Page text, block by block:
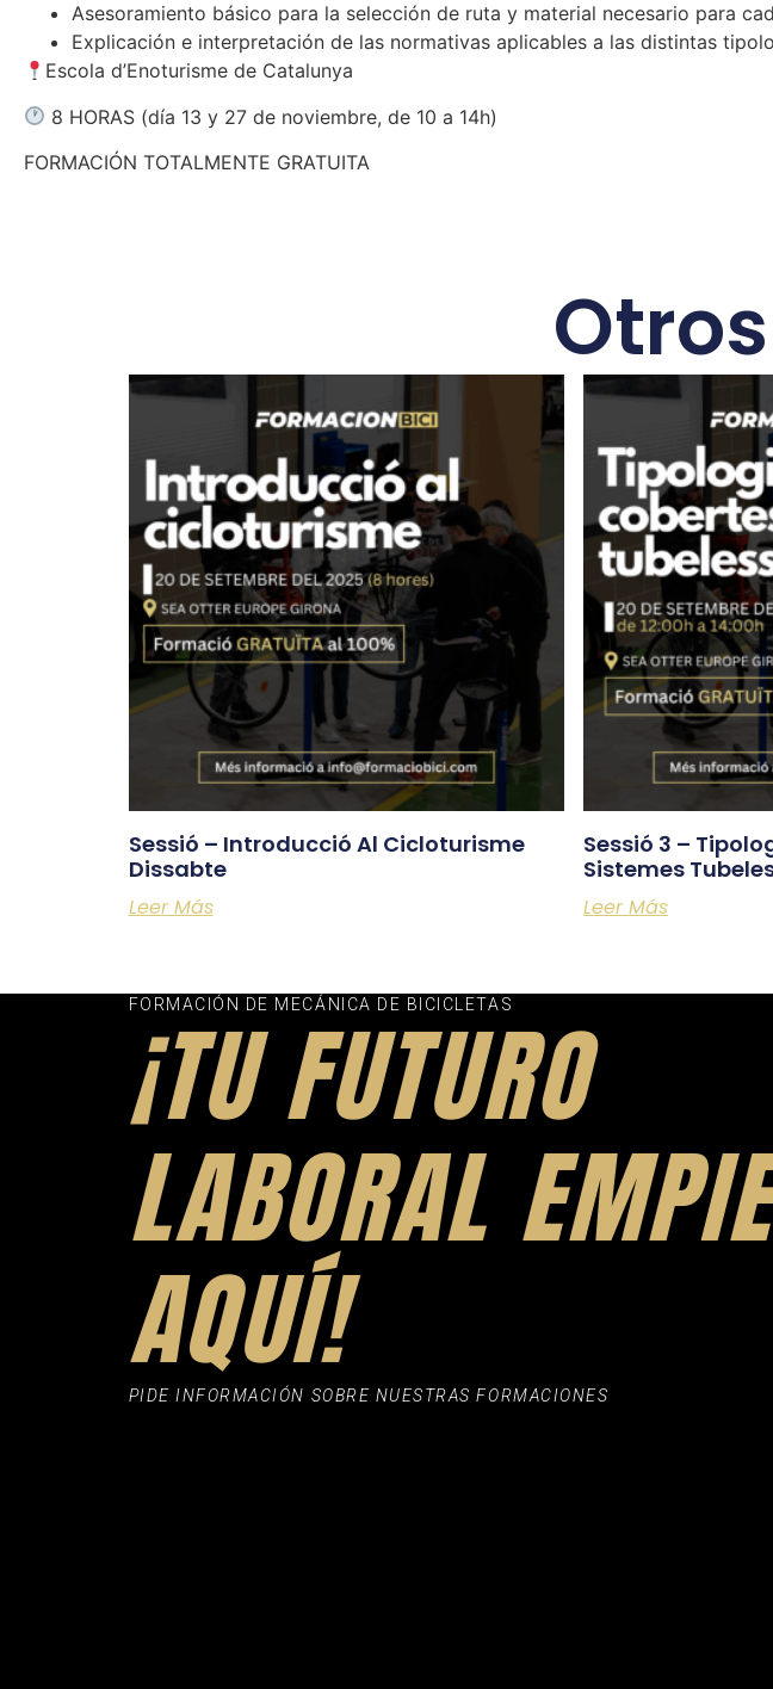
Asesoramiento básico para la selección de ruta y material necesario para
Explicación e interpretación de las normativas aplicables a las distintas
Escola d’Enoturisme de Catalunya
8 HORAS (día 13 y 27 de noviembre, de 10 a 14h)
FORMACIÓN TOTALMENTE GRATUITA
Sessió – Introducció Al Cicloturisme
Dissabte
Leer Más
Sessió 3 –
Sistemes
Leer Más
FORMACIÓN DE MECÁNICA DE BICICLETAS
¡TU FUTURO
LABORAL
AQUÍ!
PIDE INFORMACIÓN SOBRE NUESTRAS FORMACIONES